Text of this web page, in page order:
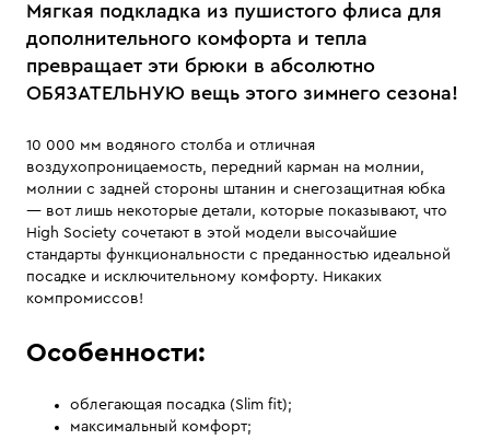
Мягкая подкладка из пушистого флиса для
дополнительного комфорта и тепла
превращает эти брюки в абсолютно
ОБЯЗАТЕЛЬНУЮ вещь этого зимнего сезона!
10 000 мм водяного столба и отличная
воздухопроницаемость, передний карман на молнии,
молнии с задней стороны штанин и снегозащитная юбка
— вот лишь некоторые детали, которые показывают, что
High Society сочетают в этой модели высочайшие
стандарты функциональности с преданностью идеальной
посадке и исключительному комфорту. Никаких
компромиссов!
Особенности:
облегающая посадка (Slim fit);
максимальный комфорт;